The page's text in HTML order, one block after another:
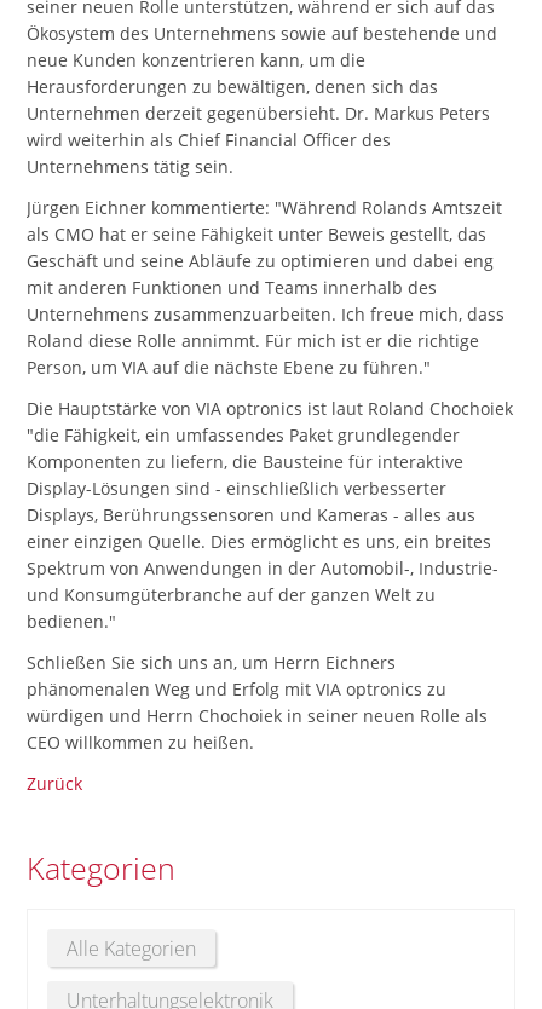
seiner neuen Rolle unterstützen, während er sich auf das
Ökosystem des Unternehmens sowie auf bestehende und
neue Kunden konzentrieren kann, um die
Herausforderungen zu bewältigen, denen sich das
Unternehmen derzeit gegenübersieht. Dr. Markus Peters
wird weiterhin als Chief Financial Officer des
Unternehmens tätig sein.
Jürgen Eichner kommentierte: "Während Rolands Amtszeit
als CMO hat er seine Fähigkeit unter Beweis gestellt, das
Geschäft und seine Abläufe zu optimieren und dabei eng
mit anderen Funktionen und Teams innerhalb des
Unternehmens zusammenzuarbeiten. Ich freue mich, dass
Roland diese Rolle annimmt. Für mich ist er die richtige
Person, um VIA auf die nächste Ebene zu führen."
Die Hauptstärke von VIA optronics ist laut Roland Chochoiek
"die Fähigkeit, ein umfassendes Paket grundlegender
Komponenten zu liefern, die Bausteine für interaktive
Display-Lösungen sind - einschließlich verbesserter
Displays, Berührungssensoren und Kameras - alles aus
einer einzigen Quelle. Dies ermöglicht es uns, ein breites
Spektrum von Anwendungen in der Automobil-, Industrie-
und Konsumgüterbranche auf der ganzen Welt zu
bedienen."
Schließen Sie sich uns an, um Herrn Eichners
phänomenalen Weg und Erfolg mit VIA optronics zu
würdigen und Herrn Chochoiek in seiner neuen Rolle als
CEO willkommen zu heißen.
Zurück
Kategorien
Alle Kategorien
Unterhaltungselektronik